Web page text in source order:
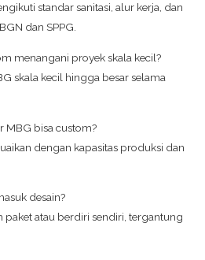
standar sanitasi, alur kerja, dan
dan SPPG.
menangani proyek skala kecil?
skala kecil hingga besar selama
MBG bisa custom?
dengan kapasitas produksi dan
desain?
paket atau berdiri sendiri, tergantung